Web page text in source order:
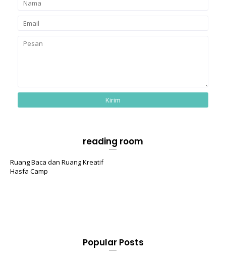
reading room
Ruang Baca dan Ruang Kreatif
Hasfa Camp
Popular Posts